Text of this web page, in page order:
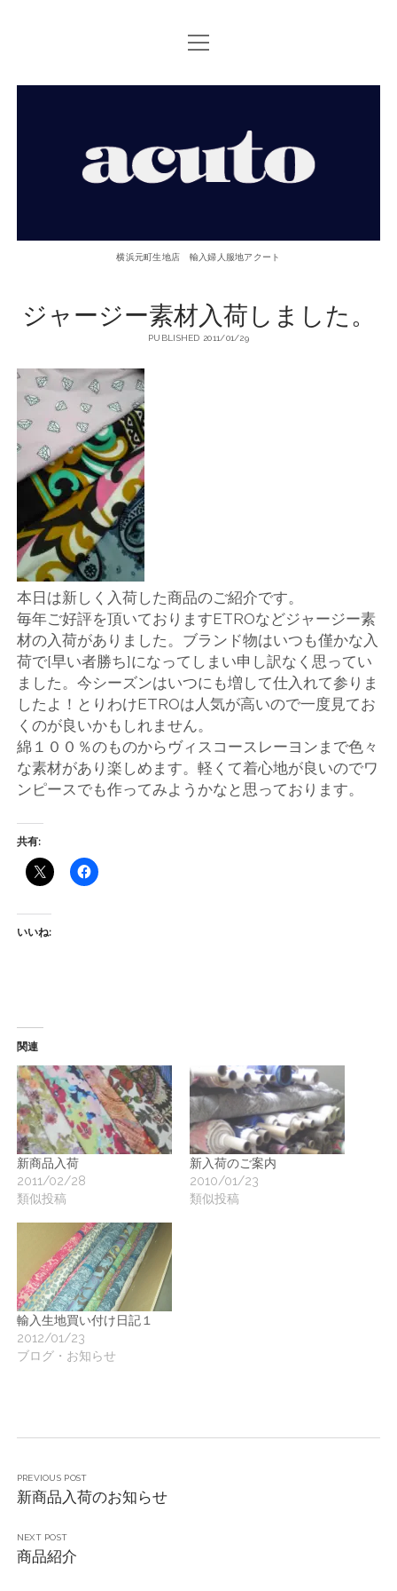
TOP PAGE
ACUTOについて
open
menu
元
生
地
店
輸
入
婦
人
服
地
ア
ク
ー
ト
横浜元町生地店 輸入婦人服地アクート
ジャージー素材入荷しました。
PUBLISHED 2011/01/29
本日は新しく入荷した商品のご紹介です。
毎年ご好評を頂いておりますETROなどジャージー素
材の入荷がありました。ブランド物はいつも僅かな入
荷で[早い者勝ち]になってしまい申し訳なく思ってい
ました。今シーズンはいつにも増して仕入れて参りま
したよ！とりわけETROは人気が高いので一度見てお
くのが良いかもしれません。
綿１００％のものからヴィスコースレーヨンまで色々
な素材があり楽しめます。軽くて着心地が良いのでワ
ンピースでも作ってみようかなと思っております。
共有:
いいね:
関連
新商品入荷
2011/02/28
類似投稿
新入荷のご案内
2010/01/23
類似投稿
輸入生地買い付け日記１
2012/01/23
ブログ・お知らせ
PREVIOUS POST
新商品入荷のお知らせ
NEXT POST
商品紹介